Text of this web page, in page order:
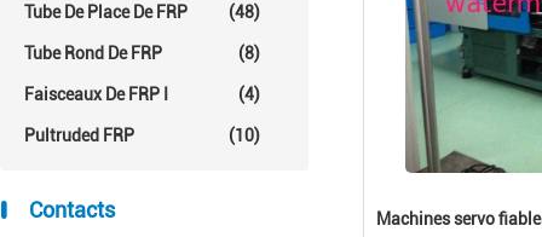
Tube De Place De FRP (48)
Tube Rond De FRP (8)
Faisceaux De FRP I (4)
Pultruded FRP (10)
Contacts
Machines servo